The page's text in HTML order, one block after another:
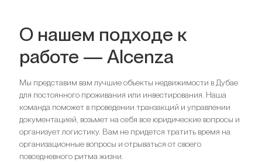
Спальни
1
Ванные комнаты
1
Ищете выгодный вариант для
Спальни
Ванные комнаты
О нашем подходе к
работе — Alcenza
Мы представим вам лучшие объекты недвижимости в Дубае
для постоянного проживания или инвестирования. Наша
команда поможет в проведении транзакций и управлении
документацией, возьмет на себя все юридические вопросы и
организует логистику. Вам не придется тратить время на
организационные вопросы и отрываться от своего
повседневного ритма жизни.